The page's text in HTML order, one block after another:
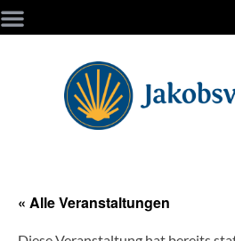
« Alle Veranstaltungen